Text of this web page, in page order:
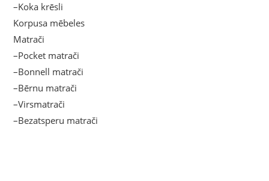
–Koka krēsli
Korpusa mēbeles
Matrači
–Pocket matrači
–Bonnell matrači
–Bērnu matrači
–Virsmatrači
–Bezatsperu matrači